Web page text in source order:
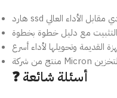
❓ أسئلة شائعة